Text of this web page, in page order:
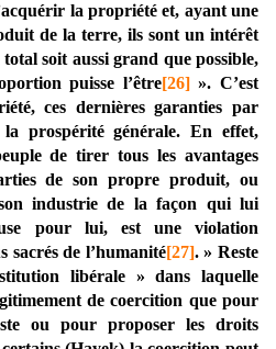
la propriété et, ayant une
de la terre, ils sont un intérêt
soit aussi grand que possible,
puisse l’être[26]». C’est
ces dernières garanties par
prospérité générale. En effet,
de tirer tous les avantages
de son propre produit, ou
industrie de la façon qui lui
pour lui, est une violation
sacrés de l’humanité[27].» Reste
libérale » dans laquelle
de coercition que pour
ou pour proposer les droits